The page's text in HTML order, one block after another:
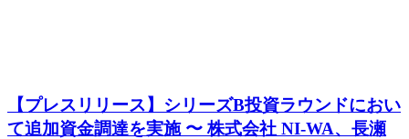
【プレスリリース】シリーズB投資ラウンドにおい
て追加資金調達を実施 〜 株式会社 NI-WA、長瀬